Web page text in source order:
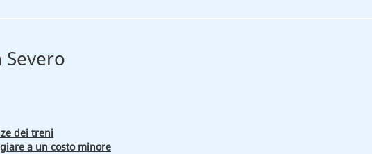
dei treni
a un costo minore